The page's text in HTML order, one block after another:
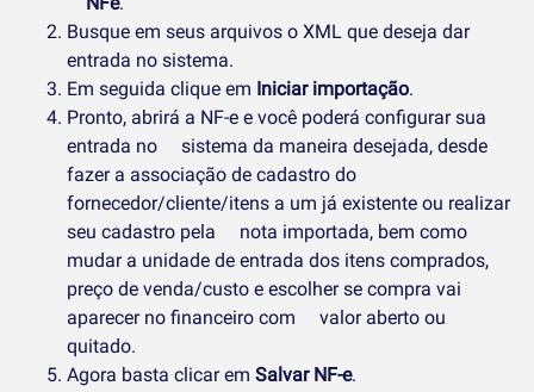
Busque em seus arquivos o XML que deseja dar
entrada no sistema.
Em seguida clique em Iniciar importação.
Pronto, abrirá a NF-e e você poderá configurar sua
entrada no sistema da maneira desejada, desde
fazer a associação de cadastro do
fornecedor/cliente/itens a um já existente ou realizar
seu cadastro pela nota importada, bem como
mudar a unidade de entrada dos itens comprados,
preço de venda/custo e escolher se compra vai
aparecer no financeiro com valor aberto ou
quitado.
Agora basta clicar em Salvar NF-e.